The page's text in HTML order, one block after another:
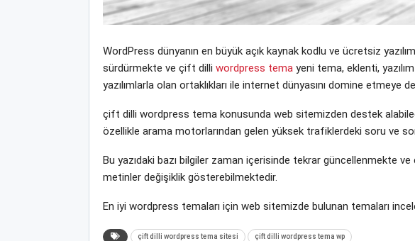
WordPress dünyanın en büyük açık kaynak kodlu ve ücretsiz
sürdürmekte ve çift dilli wordpress temayeni tema, eklenti,
yazılımlarla olan ortaklıkları ile internet dünyasını domine etmeye
çift dilli wordpress tema konusunda web sitemizden destek
özellikle arama motorlarından gelen yüksek trafiklerdeki soru ve
Bu yazıdaki bazı bilgiler zaman içerisinde tekrar güncellenmekte
metinler değişiklik gösterebilmektedir.
En iyi wordpress temaları için web sitemizde bulunan temaları
çift dilli wordpress tema sitesi çift dilli wordpress tema wp